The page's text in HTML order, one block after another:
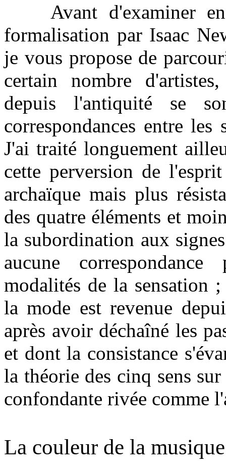
Avant d'examiner en
formalisation par Isaac
je vous propose de
certain nombre
depuis l'antiquité se
correspondances entre les
J'ai traité longuement
cette perversion de
archaïque mais plus
des quatre éléments et
la subordination aux
aucune
modalités de la sensation
la mode est revenue
après avoir déchaîné les
et dont la consistance
la théorie des cinq sens
confondante rivée comme
La couleur de la musique